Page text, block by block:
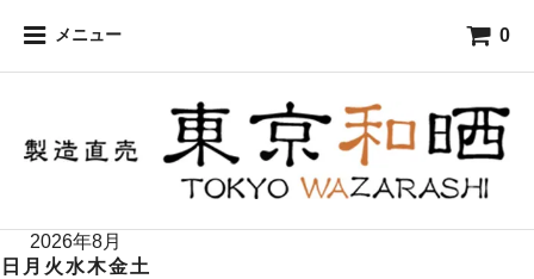
メニュー 0
2026年8月
日 月 火 水木金土